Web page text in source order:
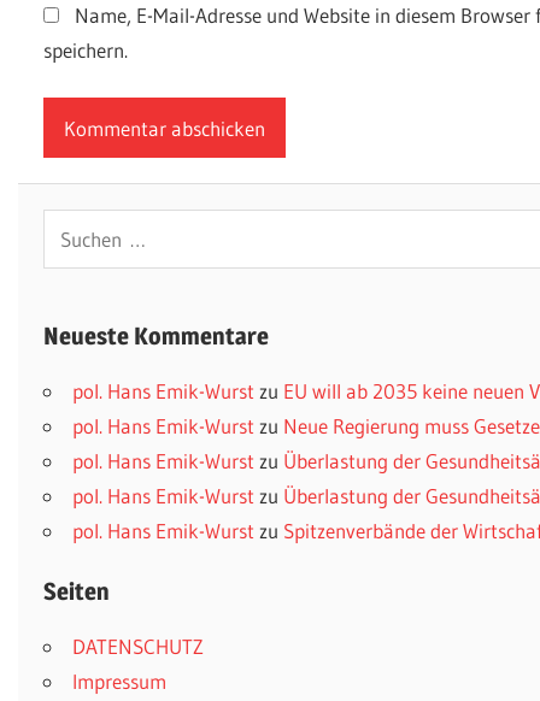
Name, E-Mail-Adresse und Website in diesem
speichern.
Suchen
nach:
Neueste Kommentare
pol. Hans Emik-Wurst zu EU will ab 2035 keine neuen
pol. Hans Emik-Wurst zu Neue Regierung muss
pol. Hans Emik-Wurst zu Überlastung der
pol. Hans Emik-Wurst zu Überlastung der
pol. Hans Emik-Wurst zu Spitzenverbände der
Seiten
DATENSCHUTZ
Impressum